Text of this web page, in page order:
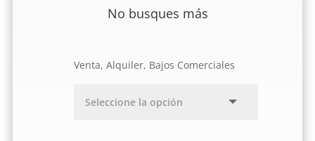
No busques más
Venta, Alquiler, Bajos Comerciales